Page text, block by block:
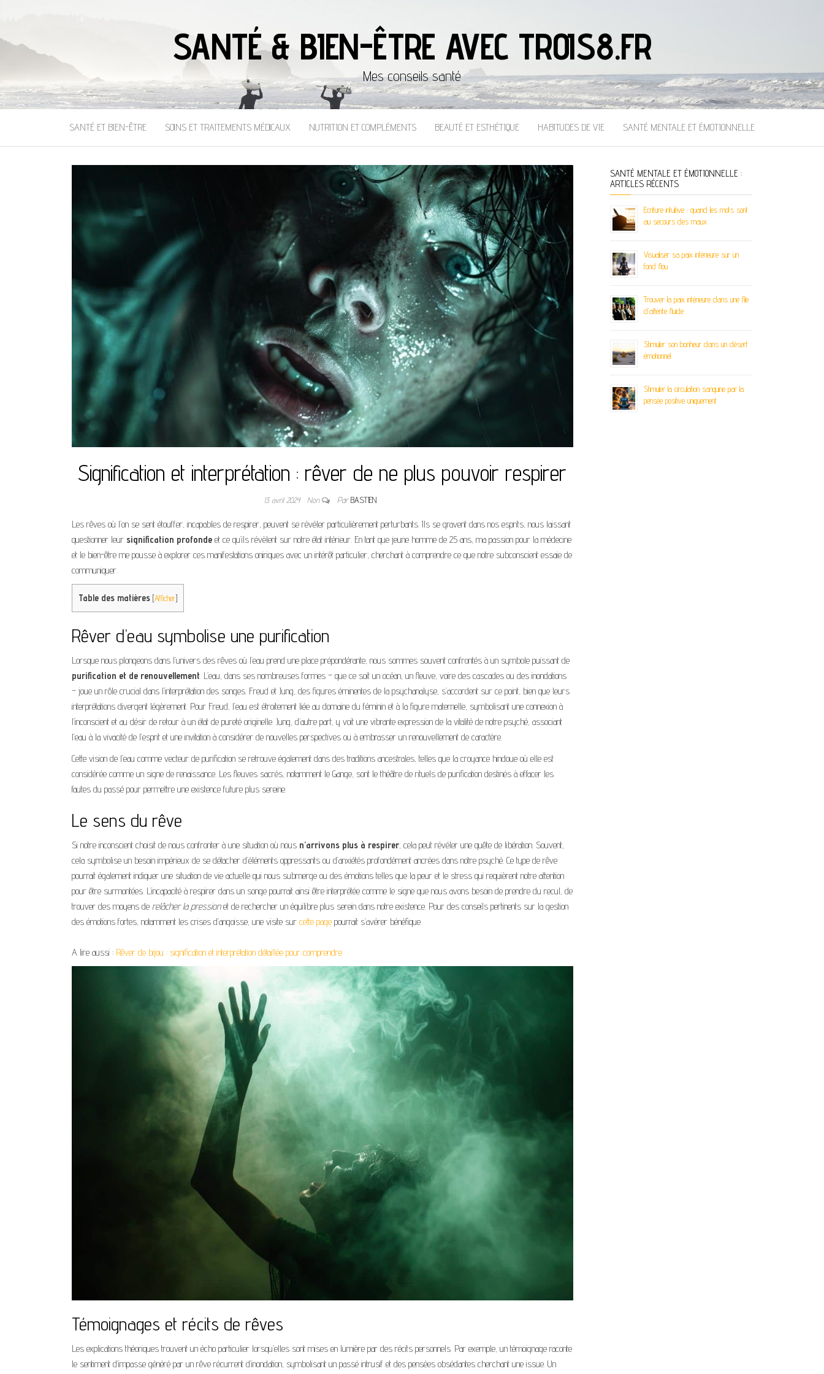
SANTÉ & BIEN-ÊTRE AVEC TROIS8.FR
Mes conseils santé
SANTÉ ET BIEN-ÊTRE SOINS ET TRAITEMENTS MÉDICAUX NUTRITION ET COMPLÉMENTS BEAUTÉ ET ESTHÉTIQUE HABITUDES DE VIE SANTÉ MENTALE ET ÉMOTIONNELLE
Signification et interprétation : rêver de ne plus pouvoir respirer
13 avril 2024 Non ParBASTIEN
Les rêves où l’on se sent étouffer, incapables de respirer, peuvent se révéler particulièrement perturbants. Ils se gravent dans nos esprits, nous laissant
questionner leur signification profonde et ce qu’ils révèlent sur notre état intérieur. En tant que jeune homme de 25 ans, ma passion pour la médecine
et le bien-être me pousse à explorer ces manifestations oniriques avec un intérêt particulier, cherchant à comprendre ce que notre subconscient essaie de
communiquer.
Table des matières [Afficher]
Rêver d’eau symbolise une purification
Lorsque nous plongeons dans l’univers des rêves où l’eau prend une place prépondérante, nous sommes souvent confrontés à un symbole puissant de
purification et de renouvellement . L’eau, dans ses nombreuses formes – que ce soit un océan, un fleuve, voire des cascades ou des inondations
– joue un rôle crucial dans l’interprétation des songes. Freud et Jung, des figures éminentes de la psychanalyse, s’accordent sur ce point, bien que leurs
interprétations divergent légèrement. Pour Freud, l’eau est étroitement liée au domaine du féminin et à la figure maternelle, symbolisant une connexion à
l’inconscient et au désir de retour à un état de pureté originelle. Jung, d’autre part, y voit une vibrante expression de la vitalité de notre psyché, associant
l’eau à la vivacité de l’esprit et une invitation à considérer de nouvelles perspectives ou à embrasser un renouvellement de caractère.
Cette vision de l’eau comme vecteur de purification se retrouve également dans des traditions ancestrales, telles que la croyance hindoue où elle est
considérée comme un signe de renaissance. Les fleuves sacrés, notamment le Gange, sont le théâtre de rituels de purification destinés à effacer les
fautes du passé pour permettre une existence future plus sereine.
Le sens du rêve
Si notre inconscient choisit de nous confronter à une situation où nous n’arrivons plus à respirer , cela peut révéler une quête de libération. Souvent,
cela symbolise un besoin impérieux de se détacher d’éléments oppressants ou d’anxiétés profondément ancrées dans notre psyché. Ce type de rêve
pourrait également indiquer une situation de vie actuelle qui nous submerge ou des émotions telles que la peur et le stress qui requièrent notre attention
pour être surmontées. L’incapacité à respirer dans un songe pourrait ainsi être interprétée comme le signe que nous avons besoin de prendre du recul, de
trouver des moyens de relâcher la pressionet de rechercher un équilibre plus serein dans notre existence. Pour des conseils pertinents sur la gestion
des émotions fortes, notamment les crises d’angoisse, une visite sur cette page pourrait s’avérer bénéfique.
A lire aussi : Rêver de bijou : signification et interprétation détaillée pour comprendre
Témoignages et récits de rêves
Les explications théoriques trouvent un écho particulier lorsqu’elles sont mises en lumière par des récits personnels. Par exemple, un témoignage raconte
le sentiment d’impasse généré par un rêve récurrent d’inondation, symbolisant un passé intrusif et des pensées obsédantes cherchant une issue. Un
SANTÉ MENTALE ET ÉMOTIONNELLE :
ARTICLES RÉCENTS
Ecriture intuitive : quand les mots sont
au secours des maux
Visualiser sa paix intérieure sur un
fond flou
Trouver la paix intérieure dans une file
d’attente fluide
Stimuler son bonheur dans un désert
émotionnel
Stimuler la circulation sanguine par la
pensée positive uniquement